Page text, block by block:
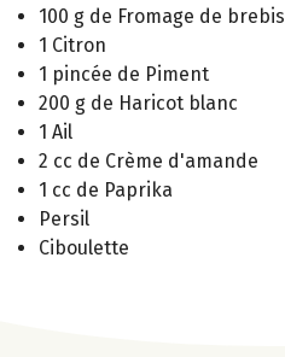
100 g de Fromage de brebis
1 Citron
1 pincée de Piment
200 g de Haricot blanc
1 Ail
2 cc de Crème d'amande
1 cc de Paprika
Persil
Ciboulette